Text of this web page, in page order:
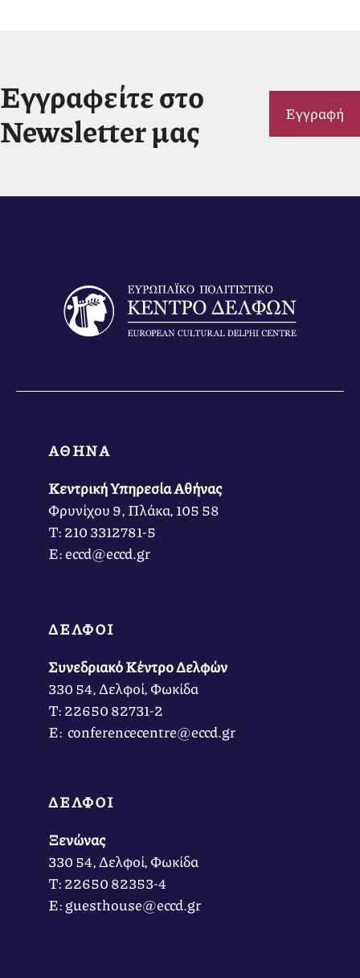
Εγγραφείτε στο
Newsletter μας
Εγγραφή
ΑΘΗΝΑ
Κεντρική Υπηρεσία Αθήνας
Φρυνίχου 9, Πλάκα, 105 58
Τ: 210 3312781-5
Ε: eccd@eccd.gr
ΔΕΛΦΟΙ
Συνεδριακό Κέντρο Δελφών
330 54, Δελφοί, Φωκίδα
Τ: 22650 82731-2
Ε: conferencecentre@eccd.gr
ΔΕΛΦΟΙ
Ξενώνας
330 54, Δελφοί, Φωκίδα
Τ: 22650 82353-4
Ε: guesthouse@eccd.gr